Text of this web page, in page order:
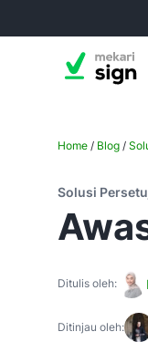
Home / Blog /
Solusi
Ditulis oleh:
Ditinjau oleh: